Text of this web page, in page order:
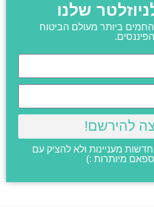
שלנו
ביותר מעולם הביטוח
להירשם!
מעניינות ולא להציק עם
מיותרות :)